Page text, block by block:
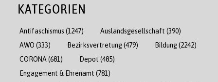
KATEGORIEN
Antifaschismus (1247) Auslandsgesellschaft (390)
AWO (333) Bezirksvertretung(479) Bildung(2242)
CORONA (681) Depot (485)
Engagement & Ehrenamt (781)